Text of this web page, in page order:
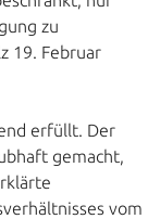
zu
19. Februar
erfüllt. Der
gemacht,
vom